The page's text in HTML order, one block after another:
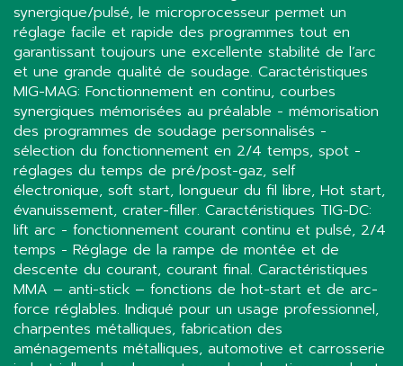
synergique/pulsé, le microprocesseur permet un
réglage facile et rapide des programmes tout en
garantissant toujours une excellente stabilité de l’arc
et une grande qualité de soudage. Caractéristiques
MIG-MAG: Fonctionnement en continu, courbes
synergiques mémorisées au préalable - mémorisation
des programmes de soudage personnalisés -
sélection du fonctionnement en 2/4 temps, spot -
réglages du temps de pré/post-gaz, self
électronique, soft start, longueur du fil libre, Hot start,
évanuissement, crater-filler. Caractéristiques TIG-DC:
lift arc - fonctionnement courant continu et pulsé, 2/4
temps - Réglage de la rampe de montée et de
descente du courant, courant final. Caractéristiques
MMA – anti-stick – fonctions de hot-start et de arc-
force réglables. Indiqué pour un usage professionnel,
charpentes métalliques, fabrication des
aménagements métalliques, automotive et carrosserie